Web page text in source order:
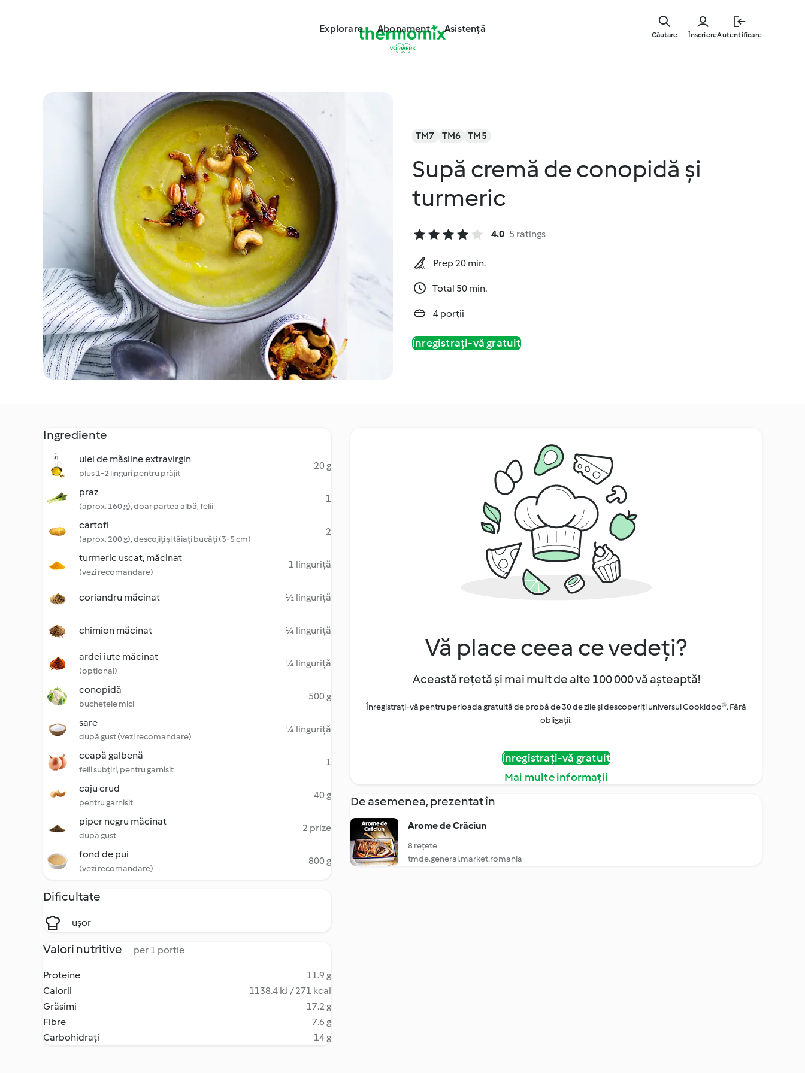
Explorare Abonament Asistență
ÎnscriereAutentificare
Căutare
TM7 TM6 TM5
Supă cremă de conopidă și
turmeric
4.0 5 ratings
Prep 20 min.
Total 50 min.
4 porții
Înregistrați-vă gratuit
Ingrediente
ulei de măsline extravirgin
plus 1-2 linguri pentru prăjit
20 g
praz
(aprox. 160 g), doar partea albă, felii
1
cartofi
(aprox. 200 g), descojiți și tăiați bucăți (3-5 cm)
2
turmeric uscat, măcinat
(vezi recomandare)
1 linguriță
coriandru măcinat ½ linguriță
chimion măcinat ¼ linguriță
ardei iute măcinat
(opțional)
¼ linguriță
conopidă
buchețele mici
500 g
sare
după gust (vezi recomandare)
¼ linguriță
ceapă galbenă
felii subțiri, pentru garnisit
1
caju crud
pentru garnisit
40 g
piper negru măcinat
după gust
2 prize
fond de pui
(vezi recomandare)
800 g
Dificultate
ușor
Valori nutritive per 1 porție
Proteine
11.9 g
Calorii
1138.4 kJ / 271 kcal
Grăsimi
17.2 g
Fibre
7.6 g
Carbohidrați
14 g
Vă place ceea ce vedeți?
Această rețetă și mai mult de alte 100 000 vă așteaptă!
Înregistrați-vă pentru perioada gratuită de probă de 30 de zile și descoperiți universul Cookidoo®. Fără
obligaţii.
Înregistrați-vă gratuit
Mai multe informații
De asemenea, prezentat în
Arome de Crăciun
8 rețete
tmde.general.market.romania